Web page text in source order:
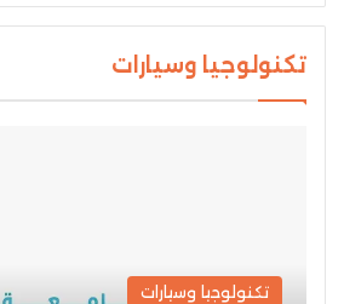
تكنولوجيا وسيارات
تكنولوجيا وسيارات